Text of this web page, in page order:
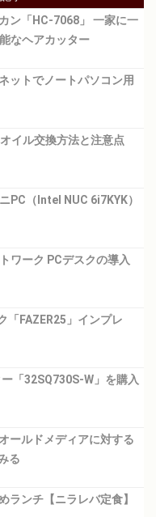
ン「HC-7068」 一家に一
なヘアカッター
ットでノートパソコン用
イル交換方法と注意点
PC（Intel NUC 6i7KYK）
ワーク PCデスクの導入
「FAZER25」インプレ
「32SQ730S-W」を購入
ールドメディアに対する
る
ランチ【ニラレバ定食】